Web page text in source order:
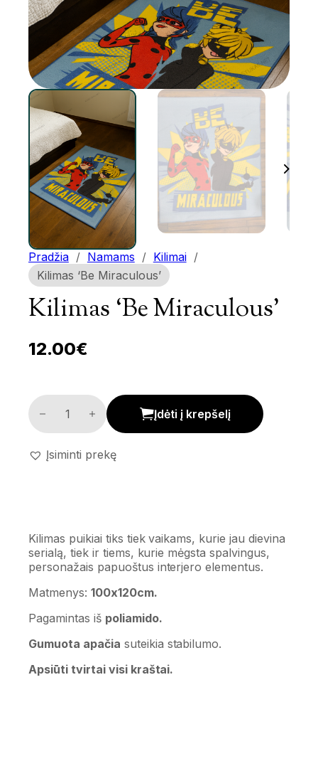
Pradžia / Namams / Kilimai /
Kilimas ‘Be Miraculous’
Kilimas ‘Be Miraculous’
12.00€
Kilimas 'Be Miraculous' kiekis
Įdėti į krepšelį
Įsiminti prekę
Kilimas puikiai tiks tiek vaikams, kurie jau dievina
serialą, tiek ir tiems, kurie mėgsta spalvingus,
personažais papuoštus interjero elementus.
Matmenys: 100x120cm.
Pagamintas iš poliamido.
Gumuota apačia suteikia stabilumo.
Apsiūti tvirtai visi kraštai.